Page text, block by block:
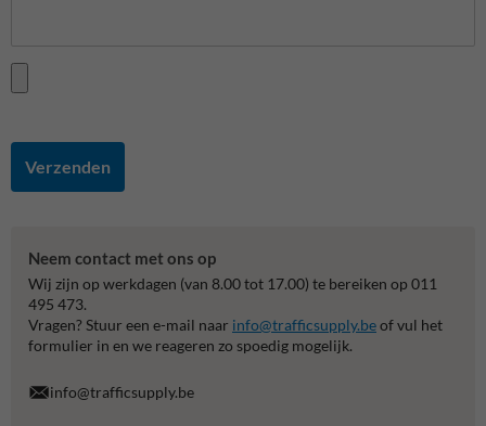
Verzenden
Neem contact met ons op
Wij zijn op werkdagen (van 8.00 tot 17.00) te bereiken op 011
495 473.
Vragen? Stuur een e-mail naar info@trafficsupply.beof vul het
formulier in en we reageren zo spoedig mogelijk.
info@trafficsupply.be